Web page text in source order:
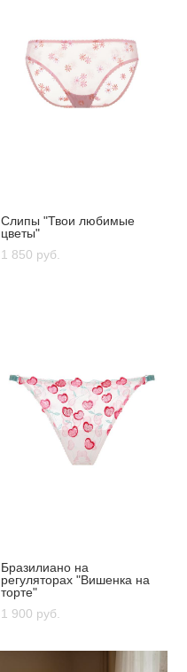
Слипы "Твои любимые
цветы"
1 850 pуб.
Бразилиано на
регуляторах "Вишенка на
торте"
1 900 pуб.